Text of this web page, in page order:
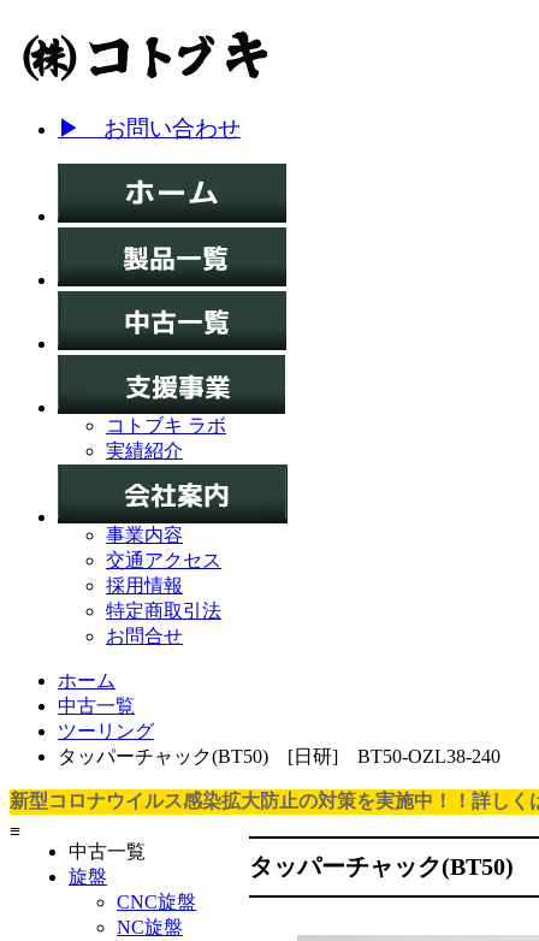
▶ お問い合わせ
コトブキ ラボ
実績紹介
事業内容
交通アクセス
採用情報
特定商取引法
お問合せ
ホーム
中古一覧
ツーリング
タッパーチャック(BT50) [日研] BT50-OZL38-240
新型コロナウイルス感染拡大防止の対策を実施中！！詳しく
≡
中古一覧
旋盤
CNC旋盤
NC旋盤
タッパーチャック